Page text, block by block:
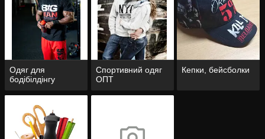
Одяг для
бодібілдінгу
Спортивний одяг
ОПТ
Кепки, бейсболки